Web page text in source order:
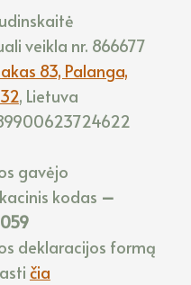
veikla nr. 866677
83, Palanga,
, Lietuva
gavėjo
kodas –
deklaracijos formą
čia